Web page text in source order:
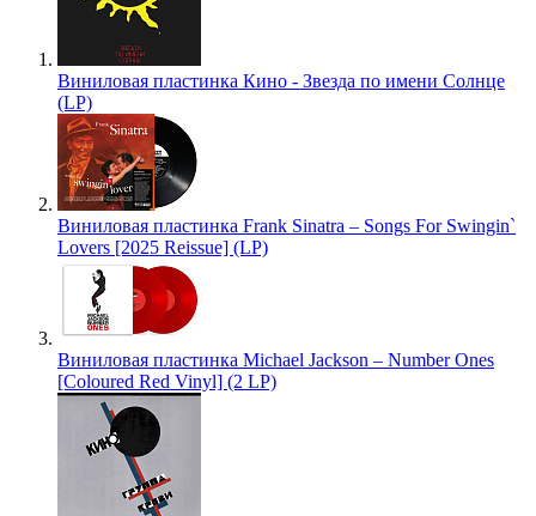
Виниловая пластинка Кино - Звезда по имени Солнце
(LP)
Виниловая пластинка Frank Sinatra – Songs For Swingin`
Lovers [2025 Reissue] (LP)
Виниловая пластинка Michael Jackson – Number Ones
[Coloured Red Vinyl] (2 LP)